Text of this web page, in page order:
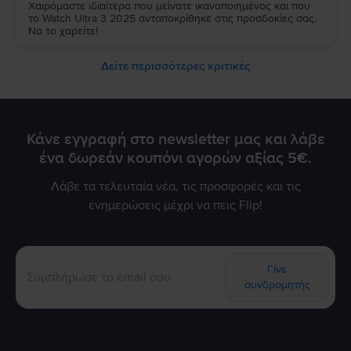
Χαιρόμαστε ιδιαίτερα που μείνατε ικανοποιημένος και που
το Watch Ultra 3 2025 ανταποκρίθηκε στις προσδοκίες σας.
Να το χαρείτε!
Δείτε περισσότερες κριτικές
Κάνε εγγραφή στο newsletter μας και λάβε
ένα δωρεάν κουπόνι αγορών αξίας 5€.
Λάβε τα τελευταία νέα, τις προσφορές και τις
ενημερώσεις μέχρι να πεις Flip!
Γίνε
συνδρομητής